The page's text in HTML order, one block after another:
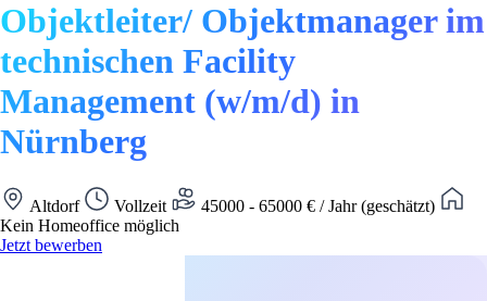
Objektleiter/ Objektmanager im
technischen Facility
Management (w/m/d) in
Nürnberg
Altdorf Vollzeit
45000 - 65000 € / Jahr (geschätzt)
Kein Homeoffice möglich
Jetzt bewerben